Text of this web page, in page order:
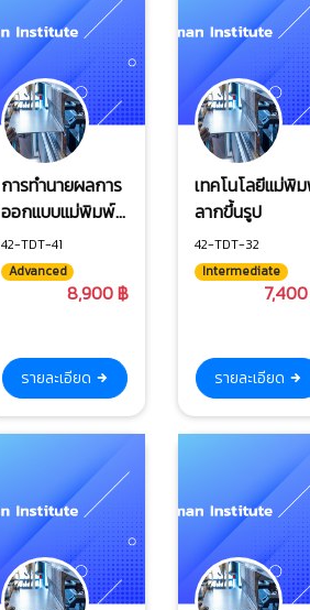
การทำนายผลการ
ออกแบบแม่พิมพ์
ขึ้นรูปโลหะแผ่น
42-TDT-41
Advanced
8,900 ฿
รายละเอียด
เทคโนโลยีแม่พิ
ลากขึ้นรูป
42-TDT-32
Intermediate
รายละเอียด